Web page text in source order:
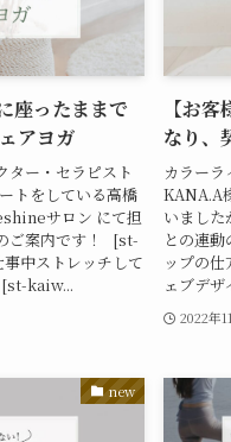
座ったままで
アヨガ
ター・セラピスト
トをしている高橋
サロン にて担
ご案内です！ [st-
中ストレッチして
kaiw...
【お
なり、
カラー
KANA.A
いまし
との連
ップの
ェブデ
2022年
new